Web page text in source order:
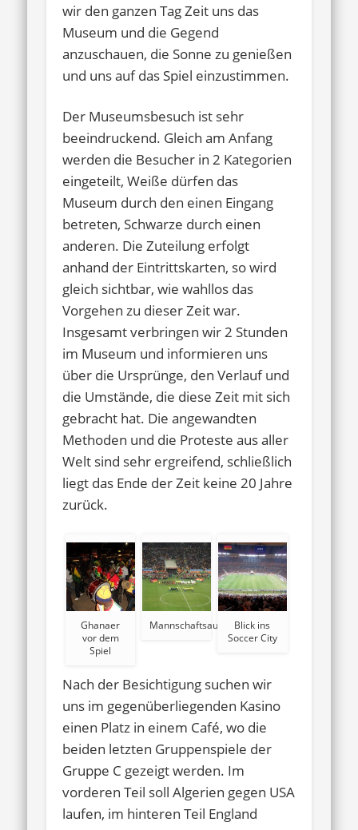
wir den ganzen Tag Zeit uns das
Museum und die Gegend
anzuschauen, die Sonne zu genießen
und uns auf das Spiel einzustimmen.
Der Museumsbesuch ist sehr
beeindruckend. Gleich am Anfang
werden die Besucher in 2 Kategorien
eingeteilt, Weiße dürfen das
Museum durch den einen Eingang
betreten, Schwarze durch einen
anderen. Die Zuteilung erfolgt
anhand der Eintrittskarten, so wird
gleich sichtbar, wie wahllos das
Vorgehen zu dieser Zeit war.
Insgesamt verbringen wir 2 Stunden
im Museum und informieren uns
über die Ursprünge, den Verlauf und
die Umstände, die diese Zeit mit sich
gebracht hat. Die angewandten
Methoden und die Proteste aus aller
Welt sind sehr ergreifend, schließlich
liegt das Ende der Zeit keine 20 Jahre
zurück.
Ghanaer
vor dem
Spiel
Mannschaftsaufstellungen
Blick ins
Soccer City
Nach der Besichtigung suchen wir
uns im gegenüberliegenden Kasino
einen Platz in einem Café, wo die
beiden letzten Gruppenspiele der
Gruppe C gezeigt werden. Im
vorderen Teil soll Algerien gegen USA
laufen, im hinteren Teil England